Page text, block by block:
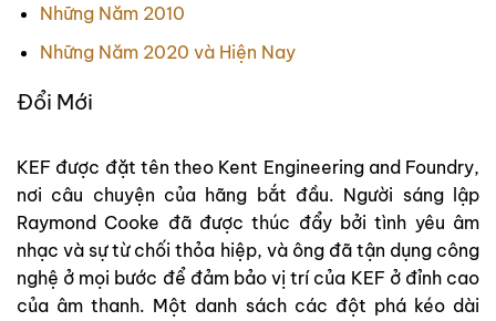
Những Năm 2010
Những Năm 2020 và Hiện Nay
Đổi Mới
KEF được đặt tên theo Kent Engineering and Foundry,
nơi câu chuyện của hãng bắt đầu. Người sáng lập
Raymond Cooke đã được thúc đẩy bởi tình yêu âm
nhạc và sự từ chối thỏa hiệp, và ông đã tận dụng công
nghệ ở mọi bước để đảm bảo vị trí của KEF ở đỉnh cao
của âm thanh. Một danh sách các đột phá kéo dài